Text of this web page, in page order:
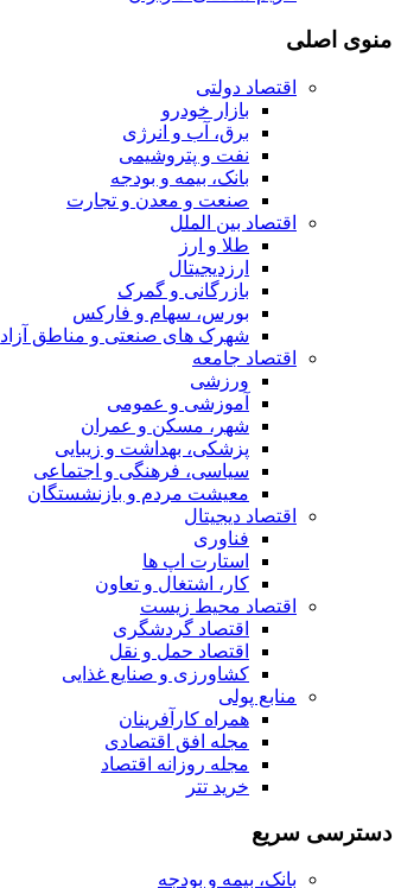
منوی اصلی
اقتصاد دولتی
بازار خودرو
برق، آب و انرژی
نفت و پتروشیمی
بانک، بیمه و بودجه
صنعت و معدن و تجارت
اقتصاد بین الملل
طلا و ارز
ارزدیجیتال
بازرگانی و گمرک
بورس، سهام و فارکس
شهرک های صنعتی و مناطق آزاد
اقتصاد جامعه
ورزشی
آموزشی و عمومی
شهر، مسکن و عمران
پزشکی، بهداشت و زیبایی
سیاسی، فرهنگی و اجتماعی
معیشت مردم و بازنشستگان
اقتصاد دیجیتال
فناوری
استارت اپ ها
کار، اشتغال و تعاون
اقتصاد محیط زیست
اقتصاد گردشگری
اقتصاد حمل و نقل
کشاورزی و صنایع غذایی
منابع پولی
همراه کارآفرینان
مجله افق اقتصادی
مجله روزانه اقتصاد
خرید تتر
دسترسی سریع
بانک، بیمه و بودجه